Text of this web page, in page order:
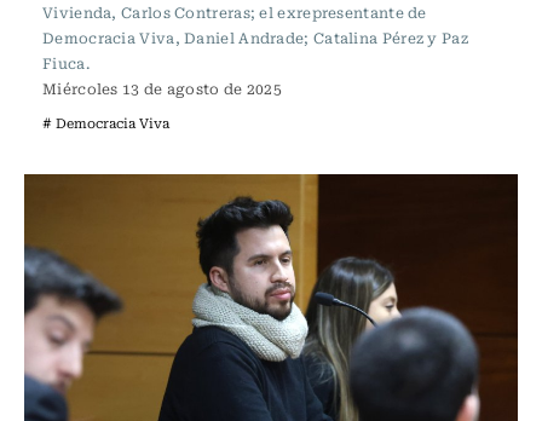
Vivienda, Carlos Contreras; el exrepresentante de
Democracia Viva, Daniel Andrade; Catalina Pérez y Paz
Fiuca.
Miércoles 13 de agosto de 2025
# Democracia Viva